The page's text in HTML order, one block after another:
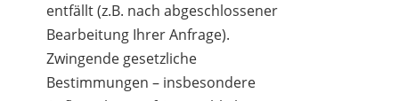
entfällt (z.B. nach abgeschlossener
Bearbeitung Ihrer Anfrage).
Zwingende gesetzliche
Bestimmungen – insbesondere